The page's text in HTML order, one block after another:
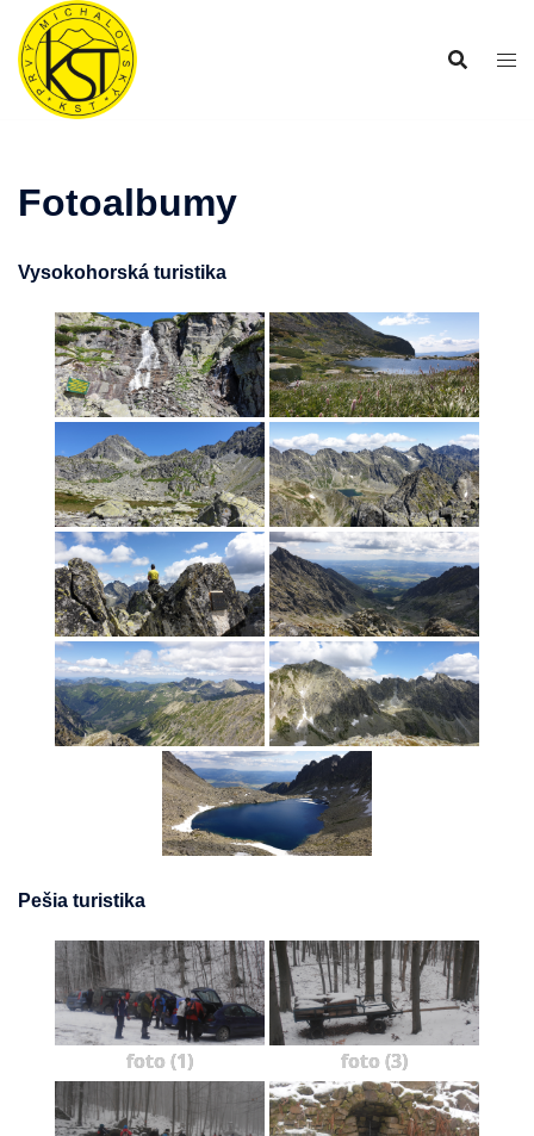
Preskočiť
obsah
Fotoalbumy
Vysokohorská turistika
Pešia turistika
foto (1) foto (3)